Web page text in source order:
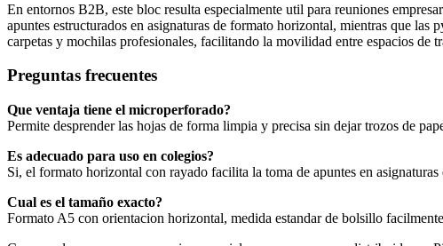
En entornos B2B, este bloc resulta especialmente util para reuniones
apuntes estructurados en asignaturas de formato horizontal, mientras que
carpetas y mochilas profesionales, facilitando la movilidad entre espacios de
Preguntas frecuentes
Que ventaja tiene el microperforado?
Permite desprender las hojas de forma limpia y precisa sin dejar trozos de
Es adecuado para uso en colegios?
Si, el formato horizontal con rayado facilita la toma de apuntes en
Cual es el tamaño exacto?
Formato A5 con orientacion horizontal, medida estandar de bolsillo